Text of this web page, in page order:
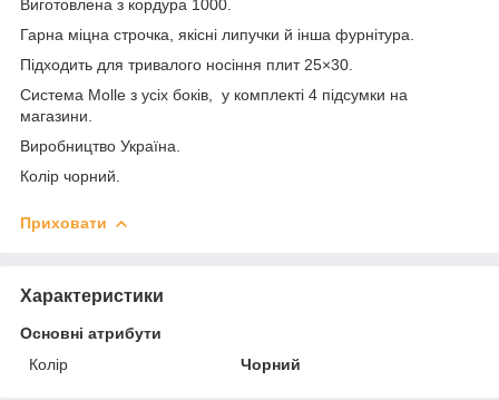
Виготовлена з кордура 1000.
Гарна міцна строчка, якісні липучки й інша фурнітура.
Підходить для тривалого носіння плит 25×30.
Система Molle з усіх боків, у комплекті 4 підсумки на
магазини.
Виробництво Україна.
Колір чорний.
Приховати
Характеристики
Основні атрибути
Колір
Чорний